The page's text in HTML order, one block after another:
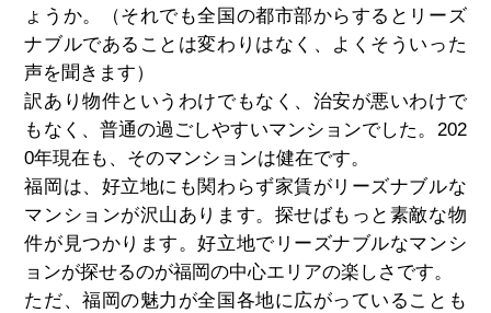
ょうか。（それでも全国の都市部からするとリーズ
ナブルであることは変わりはなく、よくそういった
声を聞きます）
訳あり物件というわけでもなく、治安が悪いわけで
もなく、普通の過ごしやすいマンションでした。202
0年現在も、そのマンションは健在です。
福岡は、好立地にも関わらず家賃がリーズナブルな
マンションが沢山あります。探せばもっと素敵な物
件が見つかります。好立地でリーズナブルなマンシ
ョンが探せるのが福岡の中心エリアの楽しさです。
ただ、福岡の魅力が全国各地に広がっていることも